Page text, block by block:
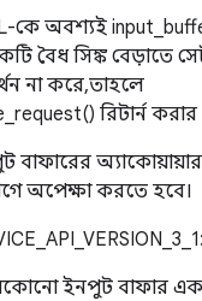
কে অবশ্যই
বৈধ সিঙ্ক বেড়াতে
না করে, তাহলে
রিটার্ন
অ্যাকোয়ায়ার
অপেক্ষা করতে হবে।
ইনপুট বাফার